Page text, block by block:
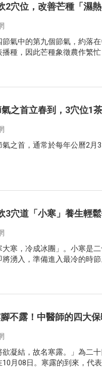
2穴位，改善芒種「濕
節氣中的第九個節氣，約落
種，因此芒種象徵農作繁
之首立春到，3穴位1
之首，通常於每年公曆2月
3穴道「小寒」養生輕
寒，冷成冰團」。小寒是
湧入，準備進入最冷的時節
不露！中醫師的四大
欲凝結，故名寒露。」為二
月08日。寒露的到來，代